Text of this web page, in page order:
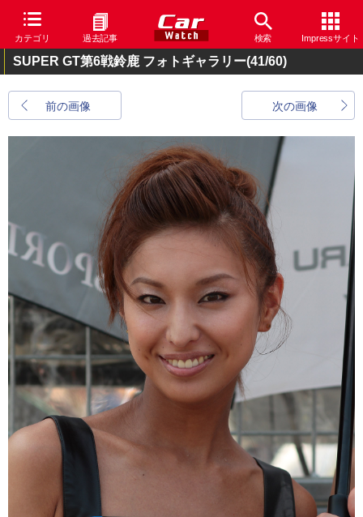
カテゴリ 過去記事 検索 Impressサイト
SUPER GT第6戦鈴鹿 フォトギャラリー(41/60)
前の画像 次の画像